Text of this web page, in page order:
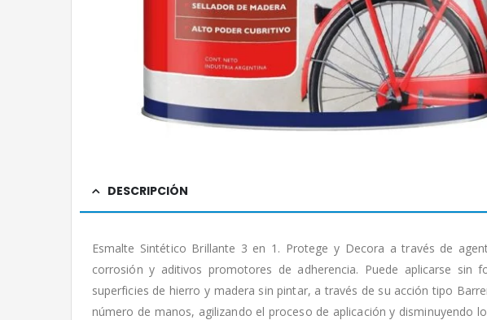
DESCRIPCIÓN
Esmalte Sintético Brillante 3 en 1. Protege y Decora a través de
corrosión y aditivos promotores de adherencia. Puede aplicarse sin
superficies de hierro y madera sin pintar, a través de su acción tipo
número de manos, agilizando el proceso de aplicación y disminuyendo